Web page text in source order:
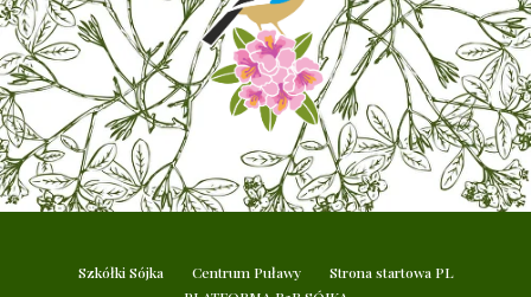
Szkółki Sójka Centrum Puławy
Strona startowa PL